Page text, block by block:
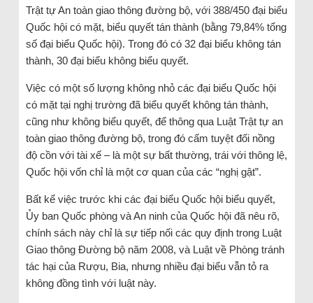
Trật tự An toàn giao thông đường bộ, với 388/450 đại biểu
Quốc hội có mặt, biểu quyết tán thành (bằng 79,84% tổng
số đại biểu Quốc hội). Trong đó có 32 đại biểu không tán
thành, 30 đại biểu không biểu quyết.
Việc có một số lượng không nhỏ các đại biểu Quốc hội
có mặt tại nghị trường đã biểu quyết không tán thành,
cũng như không biểu quyết, để thông qua Luật Trật tự an
toàn giao thông đường bộ, trong đó cấm tuyệt đối nồng
độ cồn với tài xế – là một sự bất thường, trái với thông lệ,
Quốc hội vốn chỉ là một cơ quan của các “nghị gật”.
Bất kể việc trước khi các đại biểu Quốc hội biểu quyết,
Ủy ban Quốc phòng và An ninh của Quốc hội đã nêu rõ,
chính sách này chỉ là sự tiếp nối các quy định trong Luật
Giao thông Đường bộ năm 2008, và Luật về Phòng tránh
tác hại của Rượu, Bia, nhưng nhiều đại biểu vẫn tỏ ra
không đồng tình với luật này.